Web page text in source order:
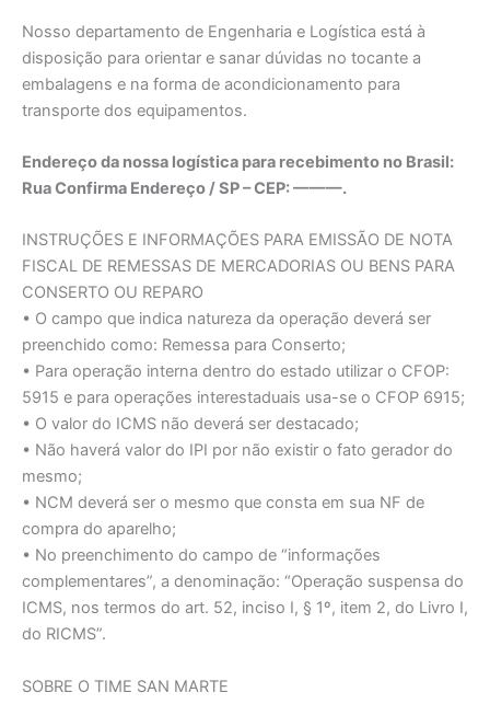
Nosso departamento de Engenharia e Logística está à
disposição para orientar e sanar dúvidas no tocante a
embalagens e na forma de acondicionamento para
transporte dos equipamentos.
Endereço da nossa logística para recebimento no Brasil:
Rua Confirma Endereço / SP – CEP: ———.
INSTRUÇÕES E INFORMAÇÕES PARA EMISSÃO DE NOTA
FISCAL DE REMESSAS DE MERCADORIAS OU BENS PARA
CONSERTO OU REPARO
• O campo que indica natureza da operação deverá ser
preenchido como: Remessa para Conserto;
• Para operação interna dentro do estado utilizar o CFOP:
5915 e para operações interestaduais usa-se o CFOP 6915;
• O valor do ICMS não deverá ser destacado;
• Não haverá valor do IPI por não existir o fato gerador do
mesmo;
• NCM deverá ser o mesmo que consta em sua NF de
compra do aparelho;
• No preenchimento do campo de “informações
complementares”, a denominação: “Operação suspensa do
ICMS, nos termos do art. 52, inciso I, § 1º, item 2, do Livro I,
do RICMS”.
SOBRE O TIME SAN MARTE